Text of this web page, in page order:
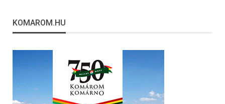
KOMAROM.HU